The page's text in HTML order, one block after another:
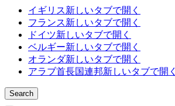
イギリス新しいタブで開く
フランス新しいタブで開く
ドイツ新しいタブで開く
ベルギー新しいタブで開く
オランダ新しいタブで開く
アラブ首長国連邦新しいタブで開く
Search